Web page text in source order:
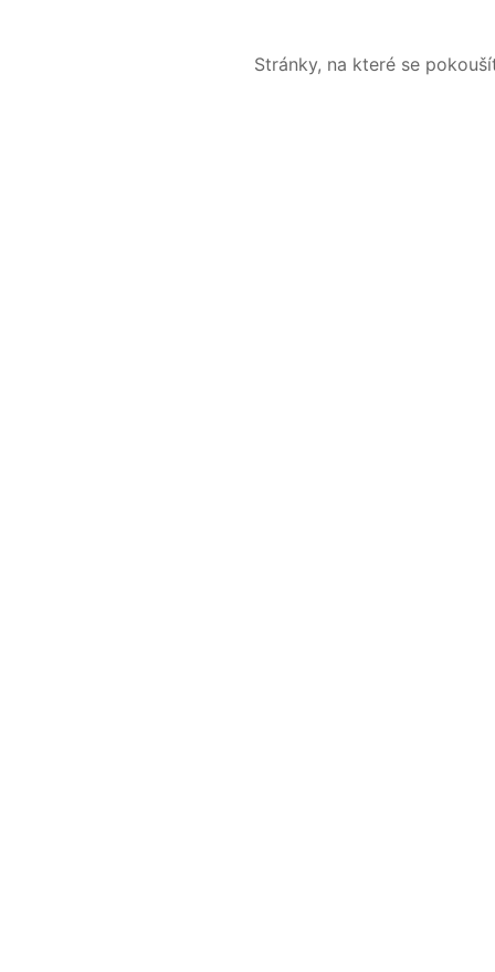
Stránky, na které se